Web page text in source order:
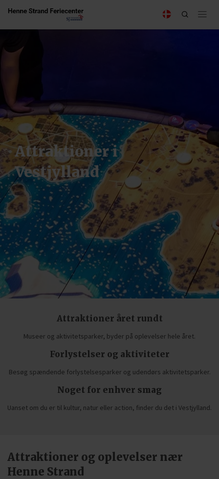
Attraktioner i
Vestjylland
Attraktioner året rundt
Museer og aktivitetsparker, byder på oplevelser hele året.
Forlystelser og aktiviteter
Besøg spændende forlystelsesparker og udendørs aktivitetsparker.
Noget for enhver smag
Uanset om du er til kultur, natur eller action, finder du det i Vestjylland.
Attraktioner og oplevelser nær
Henne Strand